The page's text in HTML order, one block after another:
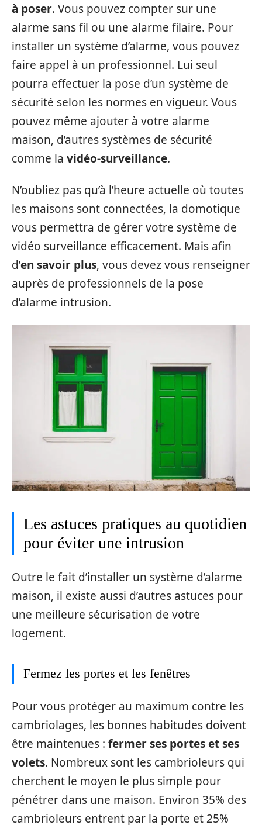
à poser. Vous pouvez compter sur une
alarme sans fil ou une alarme filaire. Pour
installer un système d’alarme, vous pouvez
faire appel à un professionnel. Lui seul
pourra effectuer la pose d’un système de
sécurité selon les normes en vigueur. Vous
pouvez même ajouter à votre alarme
maison, d’autres systèmes de sécurité
comme la vidéo-surveillance.
N’oubliez pas qu’à l’heure actuelle où toutes
les maisons sont connectées, la domotique
vous permettra de gérer votre système de
vidéo surveillance efficacement. Mais afin
d’en savoir plus, vous devez vous renseigner
auprès de professionnels de la pose
d’alarme intrusion.
Les astuces pratiques au quotidien
pour éviter une intrusion
Outre le fait d’installer un système d’alarme
maison, il existe aussi d’autres astuces pour
une meilleure sécurisation de votre
logement.
Fermez les portes et les fenêtres
Pour vous protéger au maximum contre les
cambriolages, les bonnes habitudes doivent
être maintenues : fermer ses portes et ses
volets. Nombreux sont les cambrioleurs qui
cherchent le moyen le plus simple pour
pénétrer dans une maison. Environ 35% des
cambrioleurs entrent par la porte et 25%